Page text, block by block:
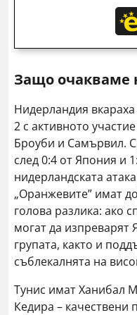
Защо очакваме
Нидерландия
2 с активното
Броуби и Самървил.
след 0:4 от Япония и
нидерландската
„Оранжевите” имат
голова разлика: ако
могат да изпреварят
групата, както и
съблекалнята на
Тунис имат Ханибал
Кедира – качествени